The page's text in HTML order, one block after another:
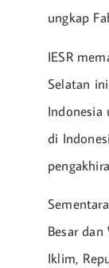
ungkap
IESR
Selatan
Indonesia
di
Besar
Iklim,